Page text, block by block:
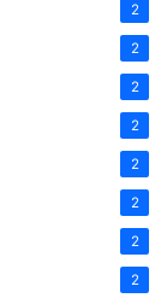
2
2
2
2
2
2
2
2